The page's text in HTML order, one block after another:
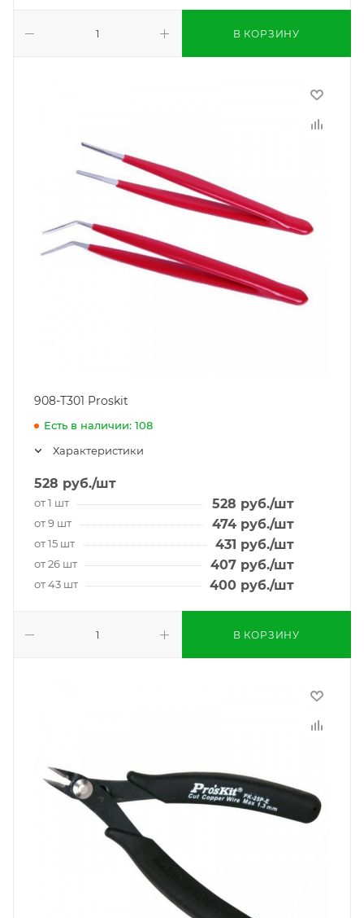
В КОРЗИНУ
908-T301 Proskit
Есть в наличии: 108
Характеристики
528 руб./шт
от 1 шт 528 руб./шт
от 9 шт 474 руб./шт
от 15 шт 431 руб./шт
от 26 шт 407 руб./шт
от 43 шт 400 руб./шт
В КОРЗИНУ